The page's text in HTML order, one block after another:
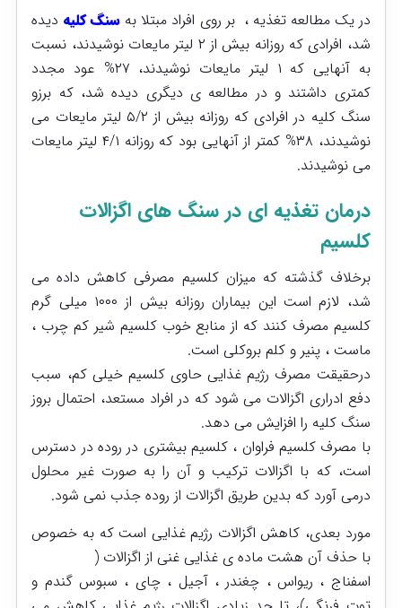
در یک مطالعه تغذیه ، بر روی افراد مبتلا به سنگ کلیه دیده
شد، افرادی که روزانه بیش از ۲ لیتر مایعات نوشیدند، نسبت
به آنهایی که ۱ لیتر مایعات نوشیدند، ۲۷% عود مجدد
کمتری داشتند و در مطالعه ی دیگری دیده شد، که برزو
سنگ کلیه در افرادی که روزانه بیش از ۵/۲ لیتر مایعات می
نوشیدند، ۳۸% کمتر از آنهایی بود که روزانه ۴/۱ لیتر مایعات
می نوشیدند.
درمان تغذیه ای در سنگ های اگزالات
کلسیم
برخلاف گذشته که میزان کلسیم مصرفی کاهش داده می
شد، لازم است این بیماران روزانه بیش از ۱۰۰۰ میلی گرم
کلسیم مصرف کنند که از منابع خوب کلسیم شیر کم چرب ،
ماست ، پنیر و کلم بروکلی است.
درحقیقت مصرف رژیم غذایی حاوی کلسیم خیلی کم، سبب
دفع ادراری اگزالات می شود که در افراد مستعد، احتمال بروز
سنگ کلیه را افزایش می دهد.
با مصرف کلسیم فراوان ، کلسیم بیشتری در روده در دسترس
است، که با اگزالات ترکیب و آن را به صورت غیر محلول
درمی آورد که بدین طریق اگزالات از روده جذب نمی شود.
مورد بعدی، کاهش اگزالات رژیم غذایی است که به خصوص
با حذف آن هشت ماده ی غذایی غنی از اگزالات (
اسفناج ، ریواس ، چغندر ، آجیل ، چای ، سبوس گندم و